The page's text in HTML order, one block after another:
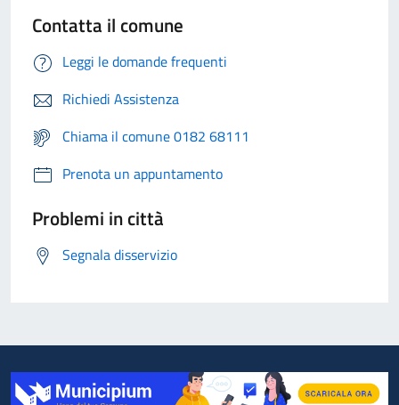
Contatta il comune
Leggi le domande frequenti
Richiedi Assistenza
Chiama il comune 0182 68111
Prenota un appuntamento
Problemi in città
Segnala disservizio